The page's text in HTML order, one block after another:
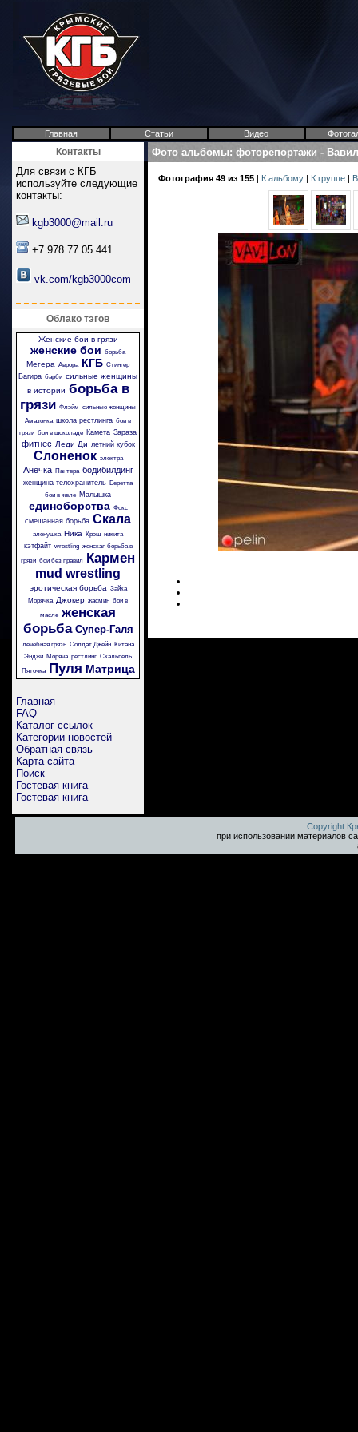
Главная Статьи Видео
Контакты
Для связи с КГБ
используйте следующие
контакты:
kgb3000@mail.ru
+7 978 77 05 441
vk.com/kgb3000com
Облако тэгов
Женские бои в грязи
женские бои борьба
Мегера Аврора КГБ Стингер
Багира барби сильные женщины
в истории борьба в
грязи Флэйм сильные женщины
Амазонка школа рестлинга бои в
грязи бои в шоколаде Камета Зараза
фитнес Леди Ди летний кубок
Слоненок электра
Анечка Пантера бодибилдинг
женщина телохранитель Беретта
бои в желе Малышка
единоборства Фокс
смешанная борьба Скала
аленушка Ника Крэш никита
кэтфайт wrestling женская борьба в
грязи бои без правил Кармен
mud wrestling
эротическая борьба Зайка
Морячка Джокер жасмин бои в
масле женская
борьба Супер-Галя
лечебная грязь Солдат Джейн
Китана
Энджи Моряча рестлинг Скальпель
Пяточка
Пуля Матрица
Главная
FAQ
Каталог ссылок
Категории новостей
Обратная связь
Карта сайта
Поиск
Гостевая книга
Гостевая книга
Фото альбомы: фоторепортажи -
Фотография 49 из 155 | К альбому | К группе |
Copyright
при использовании материалов